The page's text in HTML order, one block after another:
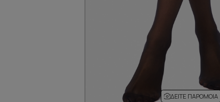
ΔΕΊΤΕ ΠΑΡΌΜΟΙΑ